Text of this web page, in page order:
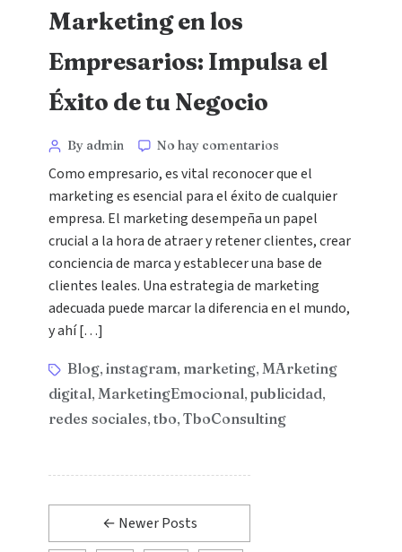
Marketing en los
Empresarios: Impulsa el
Éxito de tu Negocio
By admin No hay comentarios
Como empresario, es vital reconocer que el
marketing es esencial para el éxito de cualquier
empresa. El marketing desempeña un papel
crucial a la hora de atraer y retener clientes, crear
conciencia de marca y establecer una base de
clientes leales. Una estrategia de marketing
adecuada puede marcar la diferencia en el mundo,
y ahí […]
Blog,instagram, marketing,MArketing
digital,MarketingEmocional,publicidad,
redes sociales,tbo,TboConsulting
← NewerPosts